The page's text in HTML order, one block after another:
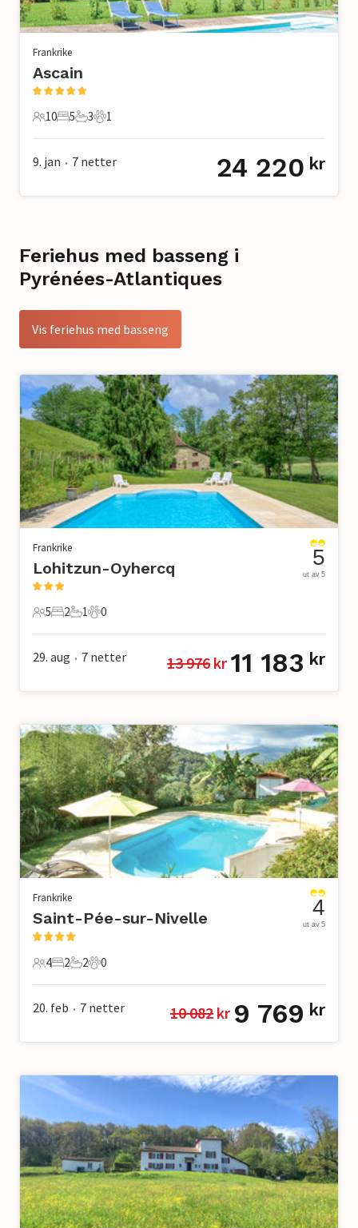
Frankrike
Ascain
10 Gjester
10
5 Soverom
5
3 Bad
3
1 Kjæledyr
1
9. jan • 7 netter 24 220 kr
Feriehus med basseng i
Pyrénées-Atlantiques
Vis feriehus med basseng
Frankrike
Lohitzun-Oyhercq
5 Gjester
5
2 Soverom
2
1 Bad
1
0 Kjæledyr
0
5
ut av 5
29. aug • 7 netter 13 976 kr 11 183 kr
Frankrike
Saint-Pée-sur-Nivelle
4 Gjester
4
2 Soverom
2
2 Bad
2
0 Kjæledyr
0
4
ut av 5
20. feb • 7 netter 10 082 kr 9 769 kr